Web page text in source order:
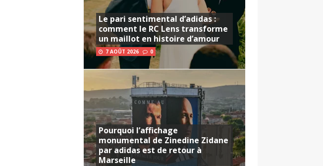
Le pari sentimental d’adidas :
comment le RC Lens transforme
un maillot en histoire d’amour
7 AOÛT 2026 0
Pourquoi l’affichage
monumental de Zinedine Zidane
par adidas est de retour à
Marseille